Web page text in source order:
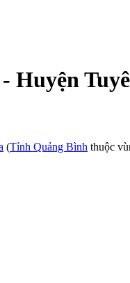
Huyện
(Tỉnh Quảng Bình thuộc